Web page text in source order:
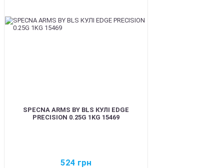
SPECNA ARMS BY BLS КУЛІ EDGE
PRECISION 0.25G 1KG 15469
524 грн